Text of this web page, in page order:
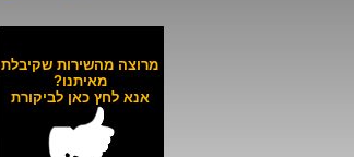
באתר ולכל חלקי הארץ!
__________________
כל השעונים באתר עד 6
תשלומים ללא ריבית!
__________________
מרוצה מהשירות שקיבלת
מאיתנו?
אנא לחץ כאן לביקורת